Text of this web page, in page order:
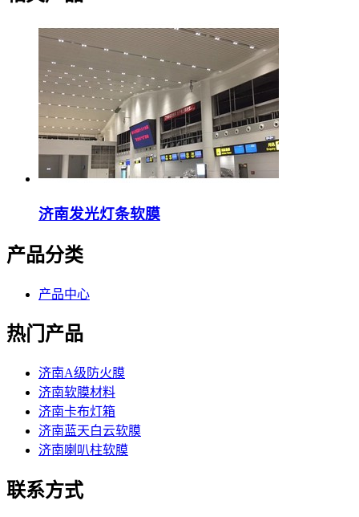
济南发光灯条软膜
产品分类
产品中心
热门产品
济南A级防火膜
济南软膜材料
济南卡布灯箱
济南蓝天白云软膜
济南喇叭柱软膜
联系方式